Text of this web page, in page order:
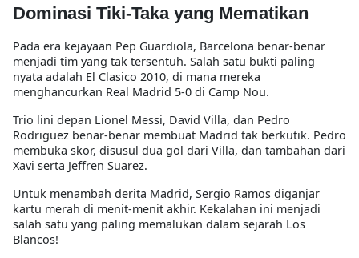
Dominasi Tiki-Taka yang Mematikan
Pada era kejayaan Pep Guardiola, Barcelona benar-benar
menjadi tim yang tak tersentuh. Salah satu bukti paling
nyata adalah El Clasico 2010, di mana mereka
menghancurkan Real Madrid 5-0 di Camp Nou.
Trio lini depan Lionel Messi, David Villa, dan Pedro
Rodriguez benar-benar membuat Madrid tak berkutik. Pedro
membuka skor, disusul dua gol dari Villa, dan tambahan dari
Xavi serta Jeffren Suarez.
Untuk menambah derita Madrid, Sergio Ramos diganjar
kartu merah di menit-menit akhir. Kekalahan ini menjadi
salah satu yang paling memalukan dalam sejarah Los
Blancos!